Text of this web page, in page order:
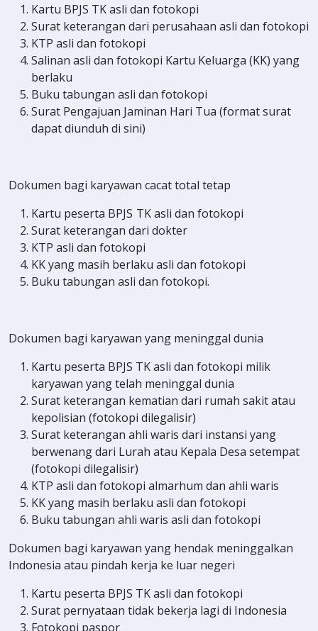
Kartu BPJS TK asli dan fotokopi
Surat keterangan dari perusahaan asli dan fotokopi
KTP asli dan fotokopi
Salinan asli dan fotokopi Kartu Keluarga (KK) yang
berlaku
Buku tabungan asli dan fotokopi
Surat Pengajuan Jaminan Hari Tua (format surat
dapat diunduh di sini)
Dokumen bagi karyawan cacat total tetap
Kartu peserta BPJS TK asli dan fotokopi
Surat keterangan dari dokter
KTP asli dan fotokopi
KK yang masih berlaku asli dan fotokopi
Buku tabungan asli dan fotokopi.
Dokumen bagi karyawan yang meninggal dunia
Kartu peserta BPJS TK asli dan fotokopi milik
karyawan yang telah meninggal dunia
Surat keterangan kematian dari rumah sakit atau
kepolisian (fotokopi dilegalisir)
Surat keterangan ahli waris dari instansi yang
berwenang dari Lurah atau Kepala Desa setempat
(fotokopi dilegalisir)
KTP asli dan fotokopi almarhum dan ahli waris
KK yang masih berlaku asli dan fotokopi
Buku tabungan ahli waris asli dan fotokopi
Dokumen bagi karyawan yang hendak meninggalkan
Indonesia atau pindah kerja ke luar negeri
Kartu peserta BPJS TK asli dan fotokopi
Surat pernyataan tidak bekerja lagi di Indonesia
Fotokopi paspor